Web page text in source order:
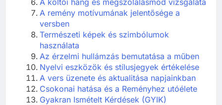
A remény motívumának jelentősége a
versben
Természeti képek és szimbólumok
használata
Az érzelmi hullámzás bemutatása a műben
Nyelvi eszközök és stílusjegyek értékelése
A vers üzenete és aktualitása napjainkban
Csokonai hatása és a Reményhez utóélete
Gyakran Ismételt Kérdések (GYIK)